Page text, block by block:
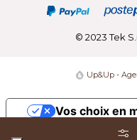
© 2023 Tek
Up&Up -
Notification lors de
Vos choix en